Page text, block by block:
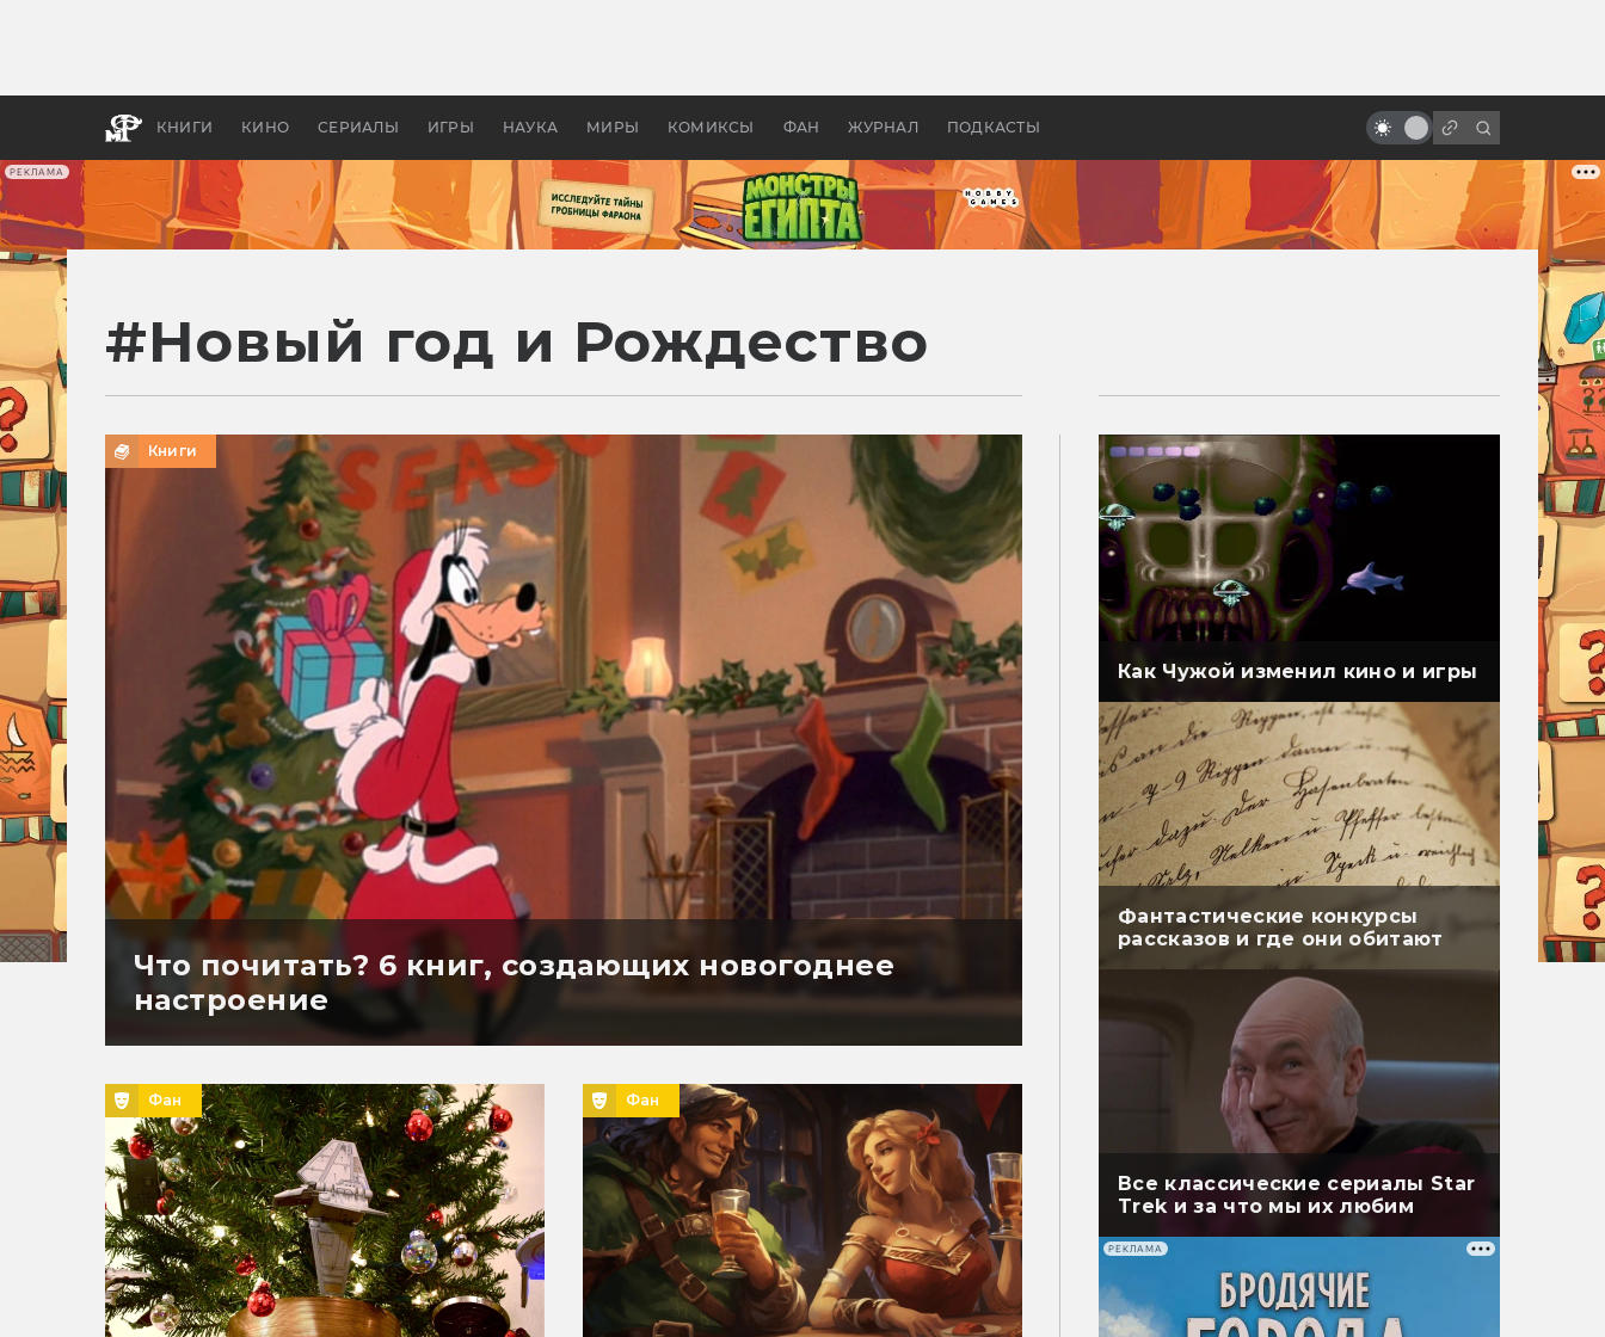
РЕКЛАМА
КНИГИ КИНО СЕРИАЛЫ ИГРЫ НАУКА МИРЫ КОМИКСЫ ФАН ЖУРНАЛ ПОДКАСТЫ
бы «Властелина колец»
Древней Грецией
ребилд «Евангелиона»
#Новый год и Рождество
Книги
Что почитать? 6 книг, создающих новогоднее
настроение
Фан Фан
Как Чужой изменил кино и игры
Фантастические конкурсы
рассказов и где они обитают
Все классические сериалы Star
Trek и за что мы их любим
РЕКЛАМА